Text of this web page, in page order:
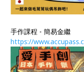
手作課程 - 簡易金繼
https://